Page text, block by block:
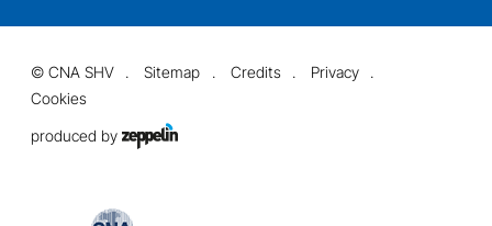
©CNA SHV Sitemap Credits
Privacy
Cookies
produced by